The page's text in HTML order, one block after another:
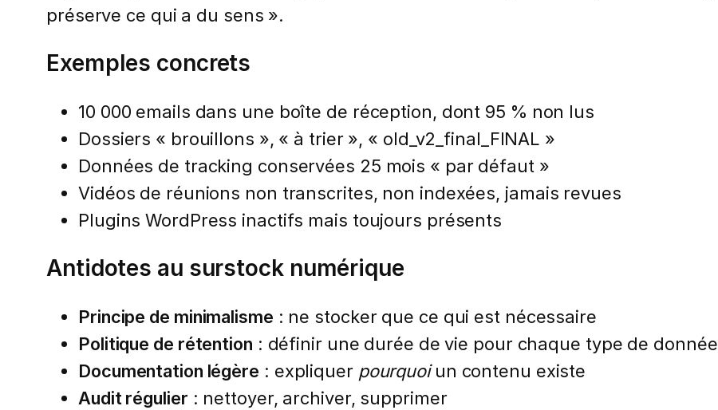
préserve ce qui a du sens ».
Exemples concrets
10 000 emails dans une boîte de réception, dont 95 % non lus
Dossiers « brouillons », « à trier », « old_v2_final_FINAL »
Données de tracking conservées 25 mois « par défaut »
Vidéos de réunions non transcrites, non indexées, jamais revues
Plugins WordPress inactifs mais toujours présents
Antidotes au surstock numérique
Principe de minimalisme : ne stocker que ce qui est nécessaire
Politique de rétention : définir une durée de vie pour chaque type de donnée
Documentation légère : expliquer pourquoiun contenu existe
Audit régulier : nettoyer, archiver, supprimer